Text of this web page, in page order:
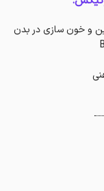
و خون سازی در بدن